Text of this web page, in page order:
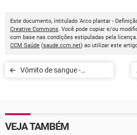
Este documento, intitulado 'Arco plantar -
Creative Commons. Você pode copiar e/ou
com base nas condições estipuladas pela
CCM Saúde (saude.ccm.net) ao utilizar este
Vômito de sangue -
VEJA TAMBÉM